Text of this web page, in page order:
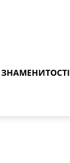
ЗНАМЕНИТОСТІ